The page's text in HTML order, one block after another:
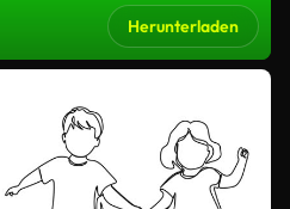
Herunterladen